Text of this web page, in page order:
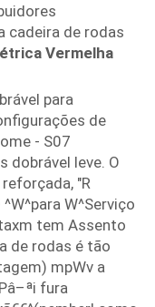
cadeira de rodas
Vermelha
para
de
- S07
dobrável leve. O
"R
W^Serviço
tem Assento
de rodas é tão
mpWv a
fura